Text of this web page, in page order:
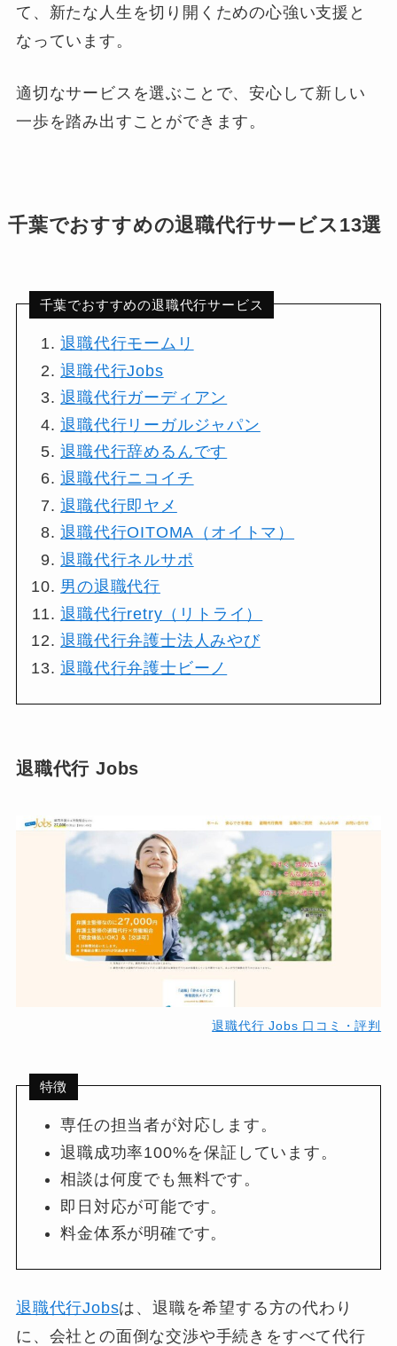
て、新たな人生を切り開くための心強い支援と
なっています。
適切なサービスを選ぶことで、安心して新しい
一歩を踏み出すことができます。
千葉でおすすめの退職代行サービス13選
千葉でおすすめの退職代行サービス
退職代行モームリ
退職代行Jobs
退職代行ガーディアン
退職代行リーガルジャパン
退職代行辞めるんです
退職代行ニコイチ
退職代行即ヤメ
退職代行OITOMA（オイトマ）
退職代行ネルサポ
男の退職代行
退職代行retry（リトライ）
退職代行弁護士法人みやび
退職代行弁護士ビーノ
退職代行 Jobs
退職代行 Jobs 口コミ・評判
特徴
専任の担当者が対応します。
退職成功率100%を保証しています。
相談は何度でも無料です。
即日対応が可能です。
料金体系が明確です。
退職代行Jobsは、退職を希望する方の代わり
に、会社との面倒な交渉や手続きをすべて代行